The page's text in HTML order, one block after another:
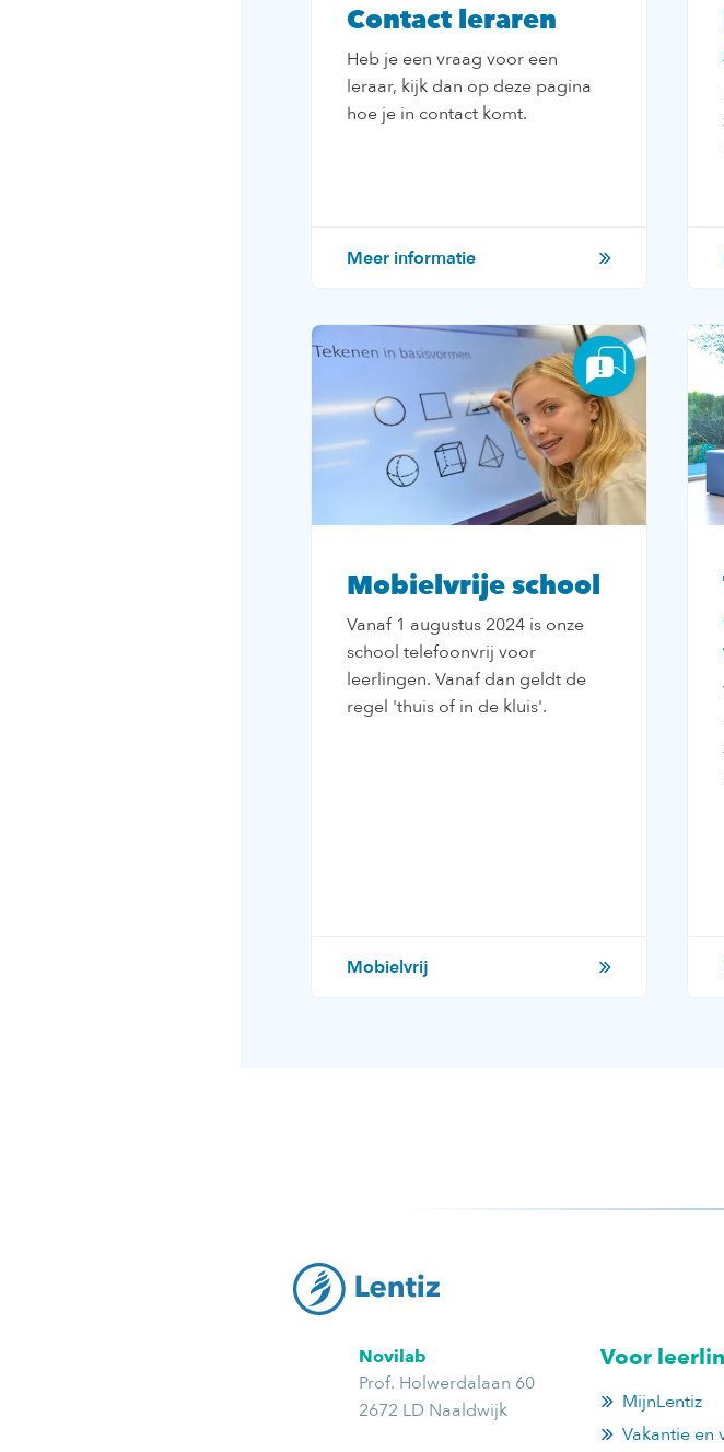
Contact leraren
Heb je een vraag voor een
leraar, kijk dan op deze pagina
hoe je in contact komt.
Meer informatie
Mobielvrije school
Vanaf 1 augustus 2024 is onze
school telefoonvrij voor
leerlingen. Vanaf dan geldt de
regel 'thuis of in de kluis'.
Mobielvrij
Novilab
Prof. Holwerdalaan 60
2672 LD Naaldwijk
Voor
MijnLentiz
Vakantie en